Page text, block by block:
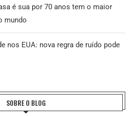
é sua por 70 anos tem o maior
mundo
nos EUA: nova regra de ruído pode
SOBRE O BLOG